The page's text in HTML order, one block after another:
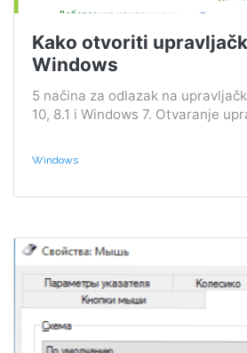
Kako otvoriti
Windows
5 načina za odlazak na
10, 8.1 i Windows 7. Otvaranje
Windows